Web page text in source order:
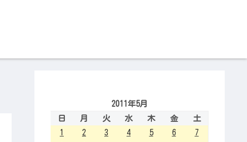
2011年5月
日
月 火 水 木 金
土
1
2 3 4 5 6
7